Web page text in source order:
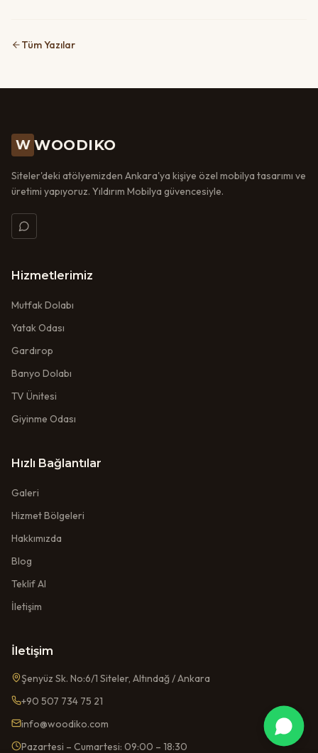
Tüm Yazılar
W WOODIKO
Siteler'deki atölyemizden Ankara'ya kişiye özel mobilya tasarımı ve
üretimi yapıyoruz. Yıldırım Mobilya güvencesiyle.
Hizmetlerimiz
Mutfak Dolabı
Yatak Odası
Gardırop
Banyo Dolabı
TV Ünitesi
Giyinme Odası
Hızlı Bağlantılar
Galeri
Hizmet Bölgeleri
Hakkımızda
Blog
Teklif Al
İletişim
İletişim
Şenyüz Sk. No:6/1 Siteler, Altındağ / Ankara
+90 507 734 75 21
info@woodiko.com
Pazartesi – Cumartesi: 09:00 – 18:30